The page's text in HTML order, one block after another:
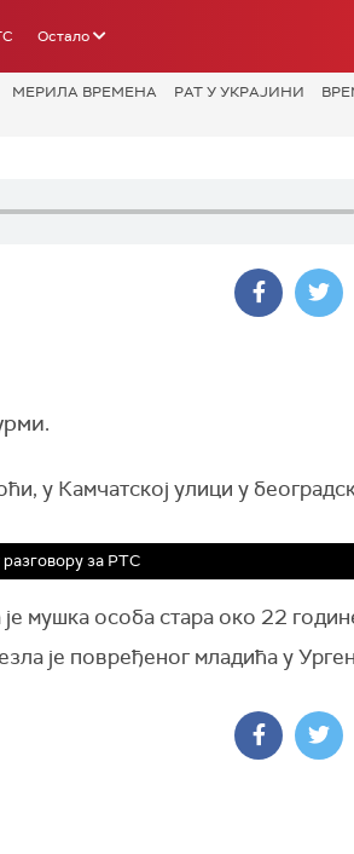
Остало
МЕРИЛА ВРЕМЕНА РАТ У УКРАЈИНИ
у Камчатској улици у
за РТС
мушка особа стара око 22
је повређеног младића у